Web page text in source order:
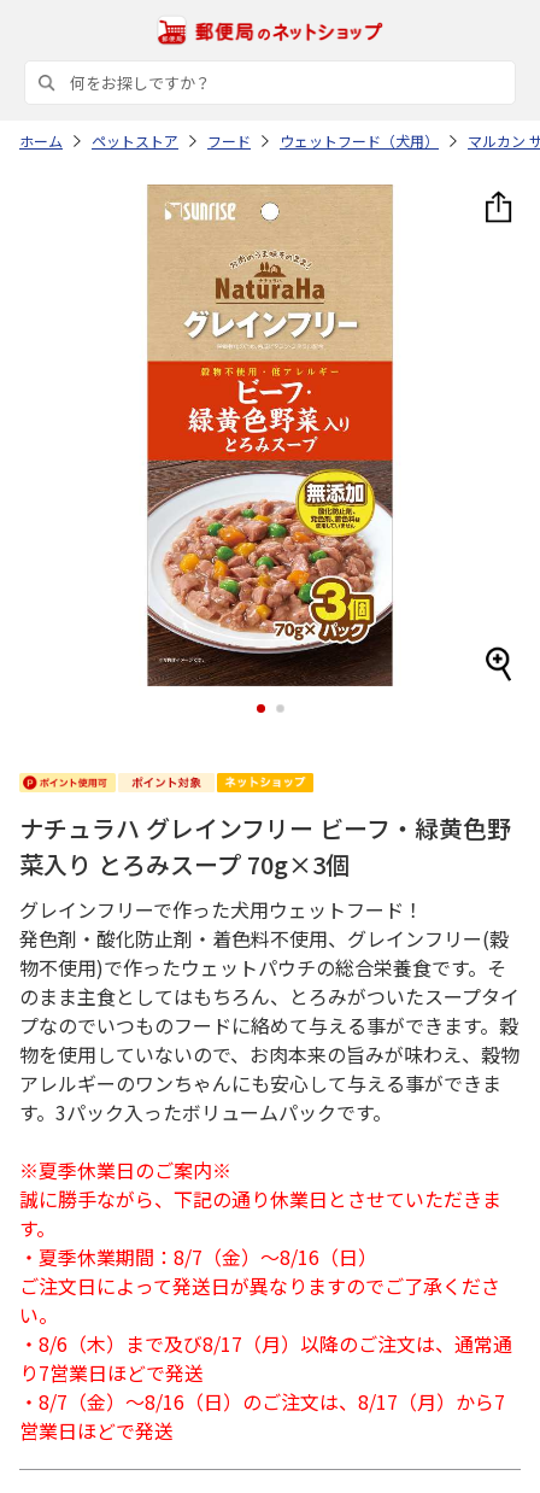
ホーム ペットストア フード ウェットフード（犬用） マルカン
1 2
ナチュラハ グレインフリー ビーフ・緑黄色野
菜入り とろみスープ 70g×3個
グレインフリーで作った犬用ウェットフード！
発色剤・酸化防止剤・着色料不使用、グレインフリー(穀
物不使用)で作ったウェットパウチの総合栄養食です。そ
のまま主食としてはもちろん、とろみがついたスープタイ
プなのでいつものフードに絡めて与える事ができます。穀
物を使用していないので、お肉本来の旨みが味わえ、穀物
アレルギーのワンちゃんにも安心して与える事ができま
す。3パック入ったボリュームパックです。
※夏季休業日のご案内※
誠に勝手ながら、下記の通り休業日とさせていただきま
す。
・夏季休業期間：8/7（金）～8/16（日）
ご注文日によって発送日が異なりますのでご了承くださ
い。
・8/6（木）まで及び8/17（月）以降のご注文は、通常通
り7営業日ほどで発送
・8/7（金）～8/16（日）のご注文は、8/17（月）から7
営業日ほどで発送